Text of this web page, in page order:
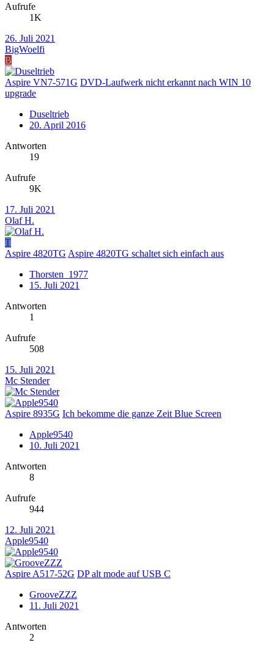
Aufrufe
1K
26. Juli 2021
BigWoelfi
B
Aspire VN7-571G DVD-Laufwerk nicht erkannt nach WIN 10
upgrade
Duseltrieb
20. April 2016
Antworten
19
Aufrufe
9K
17. Juli 2021
Olaf H.
T
Aspire 4820TG Aspire 4820TG schaltet sich einfach aus
Thorsten_1977
15. Juli 2021
Antworten
1
Aufrufe
508
15. Juli 2021
Mc Stender
Aspire 8935G Ich bekomme die ganze Zeit Blue Screen
Apple9540
10. Juli 2021
Antworten
8
Aufrufe
944
12. Juli 2021
Apple9540
Aspire A517-52G DP alt mode auf USB C
GrooveZZZ
11. Juli 2021
Antworten
2